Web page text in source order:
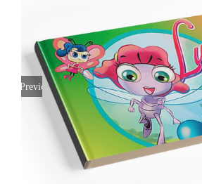
Previous